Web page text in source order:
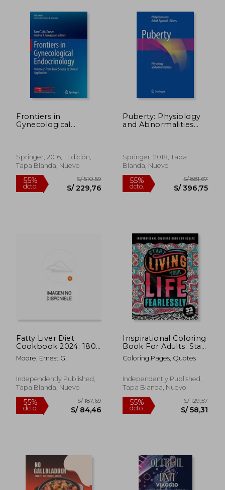
55%
dcto. dcto.
55%
dcto. S/
Frontiers in
Gynecological
Application (Isge
Series) (en Inglés)
Springer, 2016, 1 Edición,
Tapa Blanda, Nuevo
Puberty: Physiology
and Abnormalities
Springer, 2018, Tapa
Blanda, Nuevo
Fatty Liver Diet
Cookbook 2024: 1800
Days Quick and
Healthy Low-Fat
Health and Longevity.
(en Inglés)
Moore, Ernest G.
Independently Published,
Tapa Blanda, Nuevo
Inspirational Coloring
Book For Adults: Start
Living Your Life
Fearlessly: An
colouring Gift Book
For Adults: 33
(en Inglés)
Coloring Pages, Quotes
Independently Published,
Tapa Blanda, Nuevo